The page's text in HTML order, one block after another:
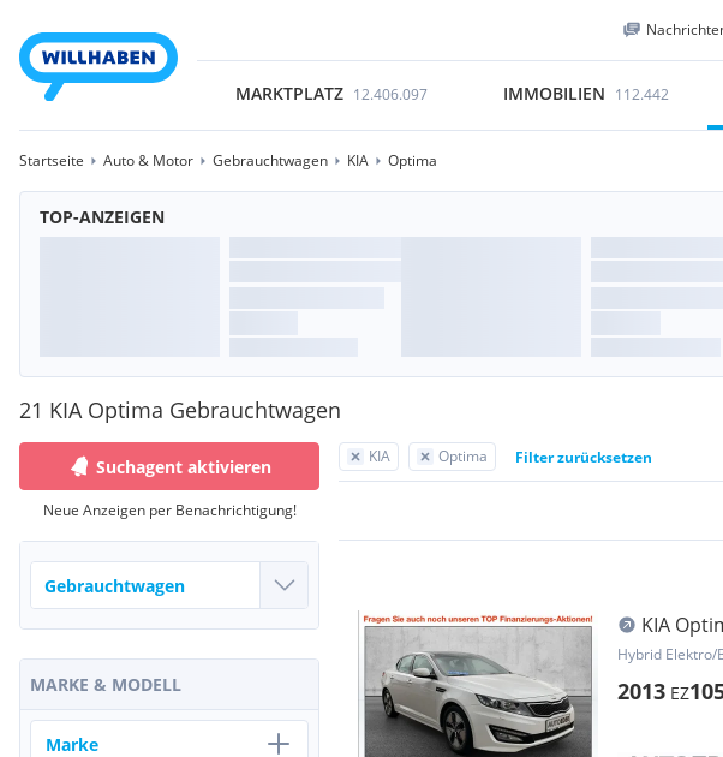
MARKTPLATZ 12.406.097 IMMOBILIEN 112.442
Startseite Auto & Motor Gebrauchtwagen KIA Optima
TOP-ANZEIGEN
21 KIA Optima Gebrauchtwagen
KIA Optima Filter zurücksetzen
KIA
Hybrid Elektro/
2013 EZ
Suchagent aktivieren
Neue Anzeigen per Benachrichtigung!
MARKE & MODELL
Marke